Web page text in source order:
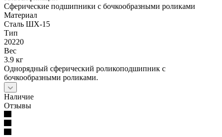
Сферические подшипники с бочкообразными роликами
Материал
Сталь ШХ-15
Тип
20220
Вес
3.9 кг
Однорядный сферический роликоподшипник с
бочкообразными роликами.
Наличие
Отзывы